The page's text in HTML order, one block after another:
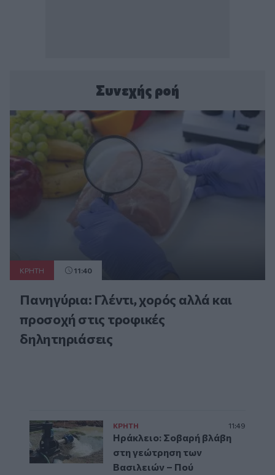
Συνεχής ροή
ΚΡΗΤΗ 11:40
Πανηγύρια: Γλέντι, χορός αλλά και
προσοχή στις τροφικές
δηλητηριάσεις
ΚΡΗΤΗ 11:49
Ηράκλειο: Σοβαρή βλάβη
στη γεώτρηση των
Βασιλειών – Πού